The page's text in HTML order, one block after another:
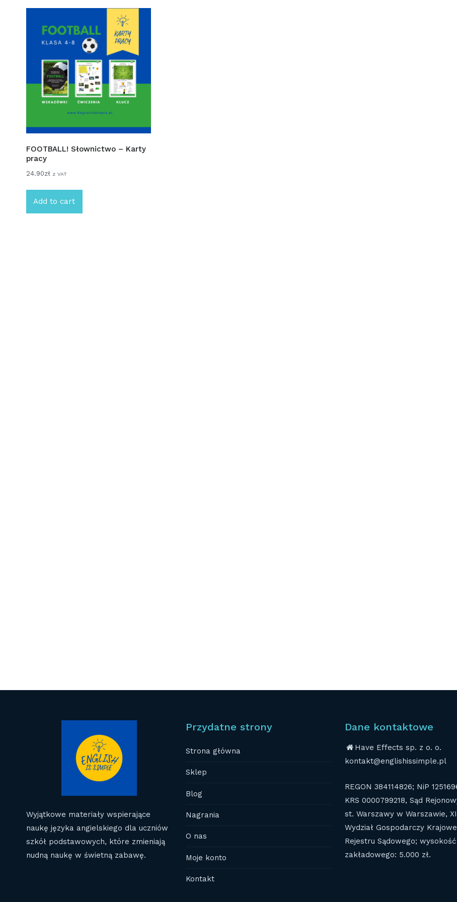
FOOTBALL! Słownictwo – Karty
pracy
24.90zł z VAT
Add to cart
Wyjątkowe materiały wspierające
naukę języka angielskiego dla uczniów
szkół podstawowych, które zmieniają
nudną naukę w świetną zabawę.
Przydatne strony
Strona główna
Sklep
Blog
Nagrania
O nas
Moje konto
Kontakt
Dane kontaktowe
Have Effects sp. z o. o.
kontakt@englishissimple.pl
REGON 384114826; NiP
KRS 0000799218, Sąd
st. Warszawy w Warszawie,
Wydział Gospodarczy
Rejestru Sądowego;
zakładowego: 5.000 zł.